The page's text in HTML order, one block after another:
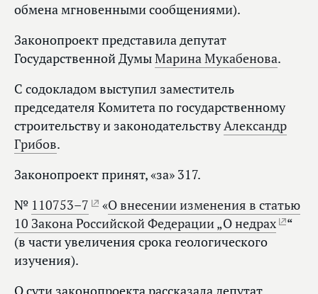
обмена мгновенными сообщениями).
Законопроект представила депутат
Государственной ДумыМарина Мукабенова.
С содокладом выступил заместитель
председателя Комитета по государственному
строительству и законодательствуАлександр
Грибов.
Законопроект принят, «за» 317.
№ 110753–7 «О внесении изменения в статью
10 Закона Российской Федерации „О недрах
“
(в части увеличения срока геологического
изучения).